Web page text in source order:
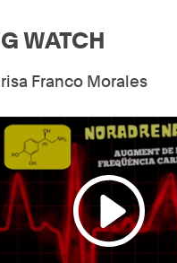
WATCH
Franco Morales